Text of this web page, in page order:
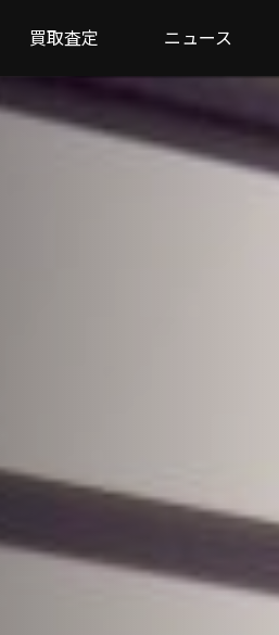
買取査定 ニュース